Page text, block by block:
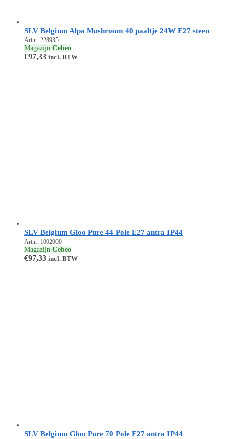
SLV Belgium Alpa Mushroom 40 paaltje 24W E27 steen
Artnr: 228935
Magazijn Cebeo
€97,33 incl. BTW
SLV Belgium Gloo Pure 44 Pole E27 antra IP44
Artnr: 1002000
Magazijn Cebeo
€97,33 incl. BTW
SLV Belgium Gloo Pure 70 Pole E27 antra IP44